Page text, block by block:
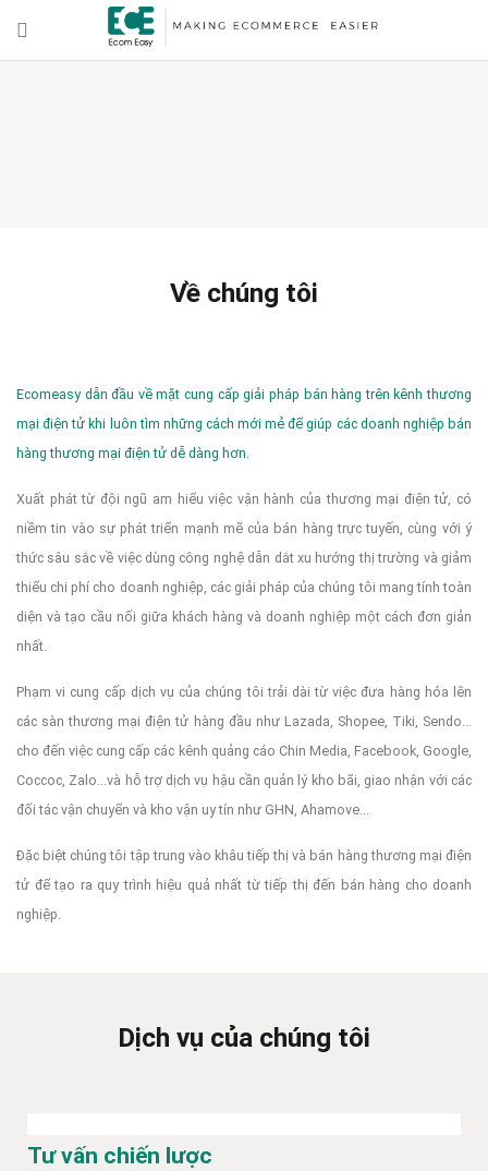
Về chúng tôi
Ecomeasy dẫn đầu về mặt cung cấp giải pháp bán hàng trên kênh thương
mại điện tử khi luôn tìm những cách mới mẻ để giúp các doanh nghiệp bán
hàng thương mại điện tử dễ dàng hơn.
Xuất phát từ đội ngũ am hiểu việc vận hành của thương mại điện tử, có
niềm tin vào sự phát triển mạnh mẽ của bán hàng trực tuyến, cùng với ý
thức sâu sắc về việc dùng công nghệ dẫn dắt xu hướng thị trường và giảm
thiểu chi phí cho doanh nghiệp, các giải pháp của chúng tôi mang tính toàn
diện và tạo cầu nối giữa khách hàng và doanh nghiệp một cách đơn giản
nhất.
Phạm vi cung cấp dịch vụ của chúng tôi trải dài từ việc đưa hàng hóa lên
các sàn thương mại điện tử hàng đầu như Lazada, Shopee, Tiki, Sendo...
cho đến việc cung cấp các kênh quảng cáo Chin Media, Facebook, Google,
Coccoc, Zalo...và hỗ trợ dịch vụ hậu cần quản lý kho bãi, giao nhận với các
đối tác vận chuyển và kho vận uy tín như GHN, Ahamove...
Đặc biệt chúng tôi tập trung vào khâu tiếp thị và bán hàng thương mại điện
tử để tạo ra quy trình hiệu quả nhất từ tiếp thị đến bán hàng cho doanh
nghiệp.
Dịch vụ của chúng tôi
Tư vấn chiến lược